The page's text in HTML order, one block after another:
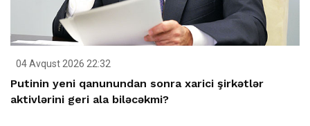
04 Avqust 2026 22:32
Putinin yeni qanunundan sonra xarici şirkətlər
aktivlərini geri ala biləcəkmi?